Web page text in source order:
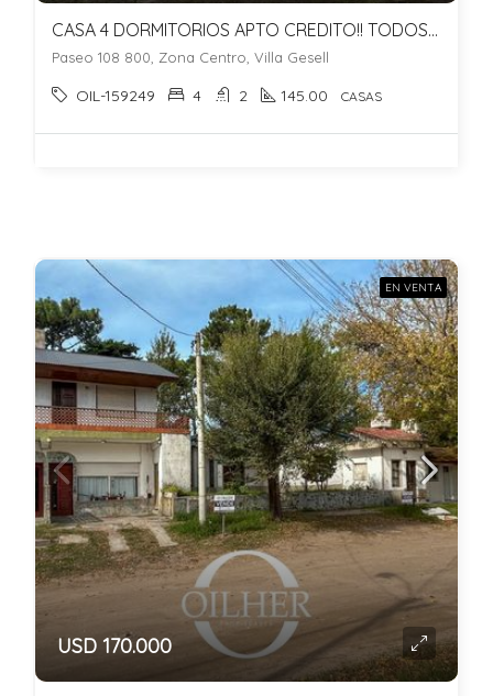
CASA 4 DORMITORIOS APTO CREDITO!! TODOS LOS SERVICIOS ZONA CENTRO RESINDECIAL!!
Paseo 108 800, Zona Centro, Villa Gesell
OIL-159249 4 2 145.00 CASAS
EN VENTA
USD 170.000